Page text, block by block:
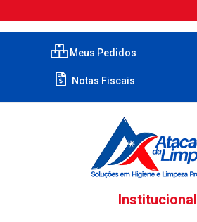
Meus Pedidos
Notas Fiscais
Institucional